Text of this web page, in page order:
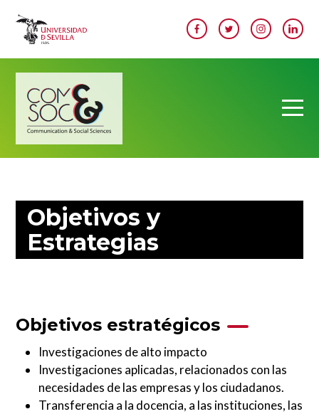
Image
Objetivos y
Estrategias
Objetivos estratégicos
Investigaciones de alto impacto
Investigaciones aplicadas, relacionados con las
necesidades de las empresas y los ciudadanos.
Transferencia a la docencia, a las instituciones, las